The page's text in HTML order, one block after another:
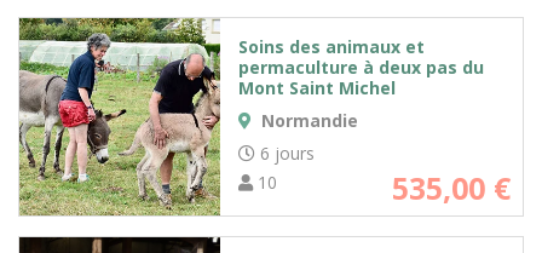
Soins des animaux et
permaculture à deux pas du
Mont Saint Michel
Normandie
6 jours
10
535,00 €